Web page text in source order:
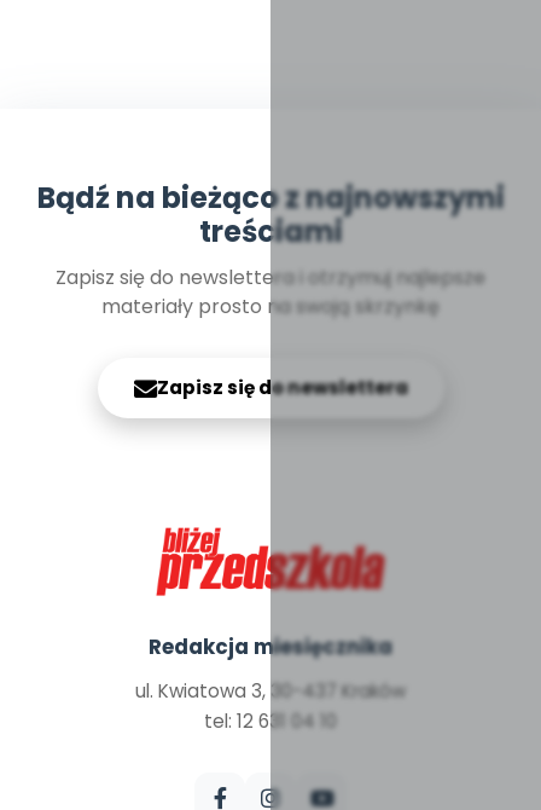
Bądź na bieżąco z najnowszymi
treściami
Zapisz się do newslettera i otrzymuj najlepsze
materiały prosto na swoją skrzynkę
Zapisz się do newslettera
Redakcja miesięcznika
ul. Kwiatowa 3, 30-437 Kraków
tel: 12 631 04 10